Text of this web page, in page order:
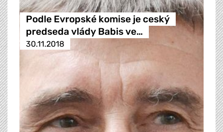
Podle Evropské komise je ceský
predseda vlády Babis ve…
30.11.2018